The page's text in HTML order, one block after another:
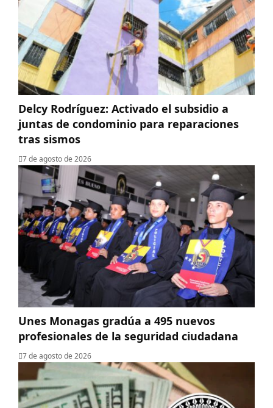
Delcy Rodríguez: Activado el subsidio a
juntas de condominio para reparaciones
tras sismos
7 de agosto de 2026
Unes Monagas gradúa a 495 nuevos
profesionales de la seguridad ciudadana
7 de agosto de 2026